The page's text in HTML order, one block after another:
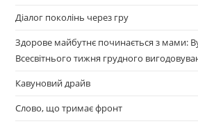
Діалог поколінь через гру
Здорове майбутнє починається з мами:
Всесвітнього тижня грудного
Кавуновий драйв
Слово, що тримає фронт